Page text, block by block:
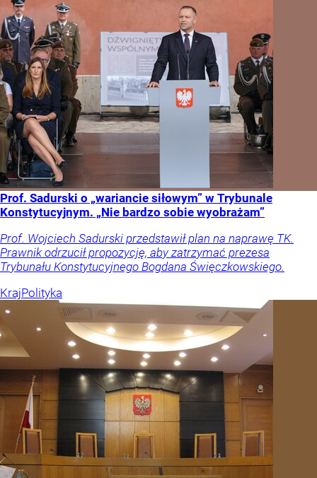
Prof. Sadurski o „wariancie siłowym” w Trybunale
Konstytucyjnym. „Nie bardzo sobie wyobrażam”
Prof. Wojciech Sadurski przedstawił plan na naprawę TK.
Prawnik odrzucił propozycję, aby zatrzymać prezesa
Trybunału Konstytucyjnego Bogdana Święczkowskiego.
KrajPolityka